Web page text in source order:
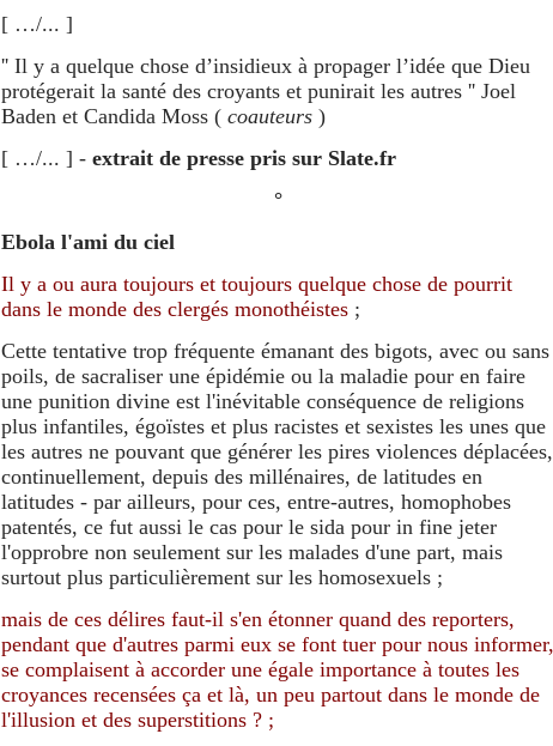
[ …/... ]
'' Il y a quelque chose d’insidieux à propager l’idée que Dieu
protégerait la santé des croyants et punirait les autres '' Joel
Baden et Candida Moss ( coauteurs )
[ …/... ] - extrait de presse pris sur Slate.fr
°
Ebola l'ami du ciel
Il y a ou aura toujours et toujours quelque chose de pourrit
dans le monde des clergés monothéistes ;
Cette tentative trop fréquente émanant des bigots, avec ou sans
poils, de sacraliser une épidémie ou la maladie pour en faire
une punition divine est l'inévitable conséquence de religions
plus infantiles, égoïstes et plus racistes et sexistes les unes que
les autres ne pouvant que générer les pires violences déplacées,
continuellement, depuis des millénaires, de latitudes en
latitudes - par ailleurs, pour ces, entre-autres, homophobes
patentés, ce fut aussi le cas pour le sida pour in fine jeter
l'opprobre non seulement sur les malades d'une part, mais
surtout plus particulièrement sur les homosexuels ;
mais de ces délires faut-il s'en étonner quand des reporters,
pendant que d'autres parmi eux se font tuer pour nous informer,
se complaisent à accorder une égale importance à toutes les
croyances recensées ça et là, un peu partout dans le monde de
l'illusion et des superstitions ? ;